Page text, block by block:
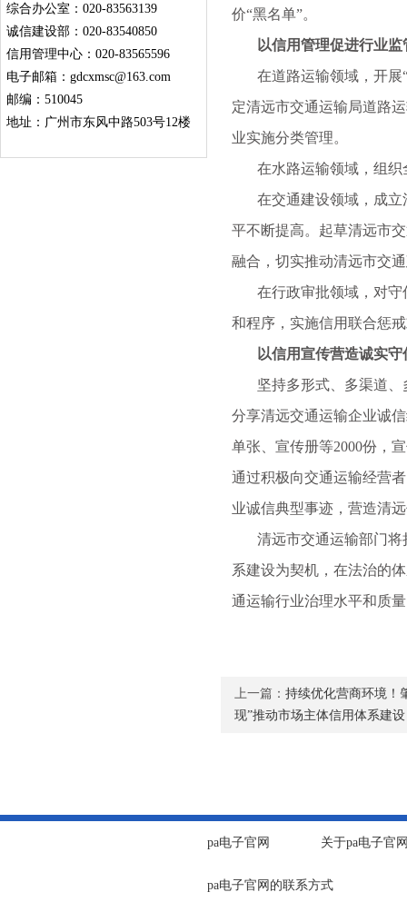
综合办公室：020-83563139
诚信建设部：020-83540850
信用管理中心：020-83565596
电子邮箱： gdcxmsc@163.com
邮编：510045
地址：广州市东风中路503号12楼
价“黑名单”。
以信用管理促进行业监
在道路运输领域，开展“
定清远市交通运输局道路
业实施分类管理。
在水路运输领域，组织
在交通建设领域，成立
平不断提高。起草清远市
融合，切实推动清远市交
在行政审批领域，对守
和程序，实施信用联合惩
以信用宣传营造诚实守
坚持多形式、多渠道、
分享清远交通运输企业诚
单张、宣传册等2000份，
通过积极向交通运输经营
业诚信典型事迹，营造清
清远市交通运输部门将
系建设为契机，在法治的
通运输行业治理水平和质
上一篇： 持续优化营商环境！
现”推动市场主体信用体系建设
pa电子官网 关于pa电子官
pa电子官网的联系方式